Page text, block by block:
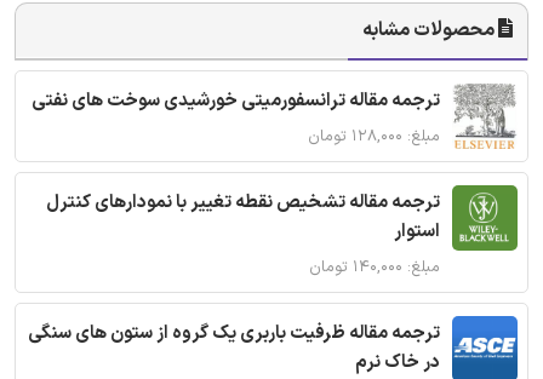
محصولات مشابه
ترجمه مقاله ترانسفورمیتی خورشیدی سوخت های نفتی
مبلغ: ۱۲۸,۰۰۰ تومان
ترجمه مقاله تشخیص نقطه تغییر با نمودارهای کنترل
استوار
مبلغ: ۱۴۰,۰۰۰ تومان
ترجمه مقاله ظرفیت باربری یک گروه از ستون های سنگی
در خاک نرم